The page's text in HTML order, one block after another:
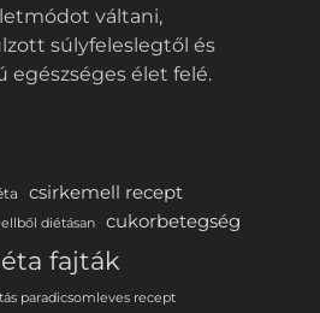
váltani,
súlyfeleslegtől és
egészséges élet felé.
csirkemell recept
diétásan cukorbetegség
fajták
paradicsomleves recept